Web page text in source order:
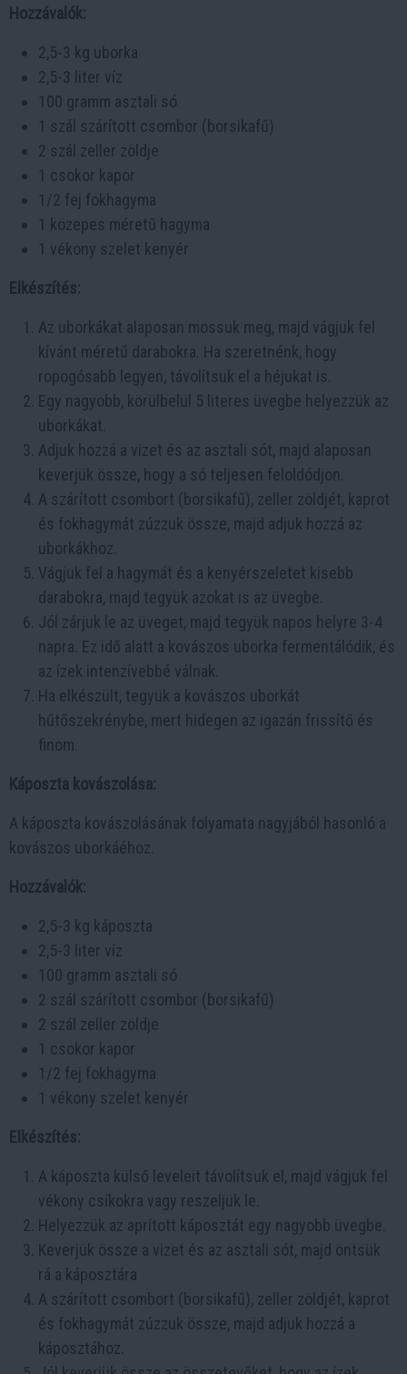
Hozzávalók:
2,5-3 kg uborka
2,5-3 liter víz
100 gramm asztali só
1 szál szárított csombor (borsikafű)
2 szál zeller zöldje
1 csokor kapor
1/2 fej fokhagyma
1 közepes méretű hagyma
1 vékony szelet kenyér
Elkészítés:
Az uborkákat alaposan mossuk meg, majd vágjuk fel
kívánt méretű darabokra. Ha szeretnénk, hogy
ropogósabb legyen, távolítsuk el a héjukat is.
Egy nagyobb, körülbelül 5 literes üvegbe helyezzük az
uborkákat.
Adjuk hozzá a vizet és az asztali sót, majd alaposan
keverjük össze, hogy a só teljesen feloldódjon.
A szárított csombort (borsikafű), zeller zöldjét, kaprot
és fokhagymát zúzzuk össze, majd adjuk hozzá az
uborkákhoz.
Vágjuk fel a hagymát és a kenyérszeletet kisebb
darabokra, majd tegyük azokat is az üvegbe.
Jól zárjuk le az üveget, majd tegyük napos helyre 3-4
napra. Ez idő alatt a kovászos uborka fermentálódik, és
az ízek intenzívebbé válnak.
Ha elkészült, tegyük a kovászos uborkát
hűtőszekrénybe, mert hidegen az igazán frissítő és
finom.
Káposzta kovászolása:
A káposzta kovászolásának folyamata nagyjából hasonló a
kovászos uborkáéhoz.
Hozzávalók:
2,5-3 kg káposzta
2,5-3 liter víz
100 gramm asztali só
2 szál szárított csombor (borsikafű)
2 szál zeller zöldje
1 csokor kapor
1/2 fej fokhagyma
1 vékony szelet kenyér
Elkészítés:
A káposzta külső leveleit távolítsuk el, majd vágjuk fel
vékony csíkokra vagy reszeljük le.
Helyezzük az aprított káposztát egy nagyobb üvegbe.
Keverjük össze a vizet és az asztali sót, majd öntsük
rá a káposztára
A szárított csombort (borsikafű), zeller zöldjét, kaprot
és fokhagymát zúzzuk össze, majd adjuk hozzá a
káposztához.